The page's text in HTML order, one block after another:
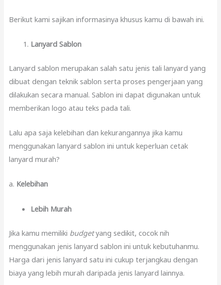
Berikut kami sajikan informasinya khusus kamu di bawah ini.
Lanyard Sablon
Lanyard sablon merupakan salah satu jenis tali lanyard yang
dibuat dengan teknik sablon serta proses pengerjaan yang
dilakukan secara manual. Sablon ini dapat digunakan untuk
memberikan logo atau teks pada tali.
Lalu apa saja kelebihan dan kekurangannya jika kamu
menggunakan lanyard sablon ini untuk keperluan cetak
lanyard murah?
a. Kelebihan
Lebih Murah
Jika kamu memiliki budgetyang sedikit, cocok nih
menggunakan jenis lanyard sablon ini untuk kebutuhanmu.
Harga dari jenis lanyard satu ini cukup terjangkau dengan
biaya yang lebih murah daripada jenis lanyard lainnya.